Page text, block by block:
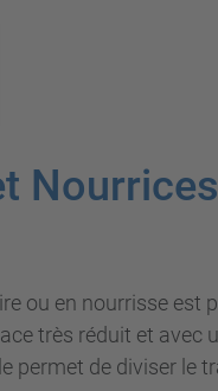
Nourrices
ou en nourrisse est
très réduit et
permet de diviser le